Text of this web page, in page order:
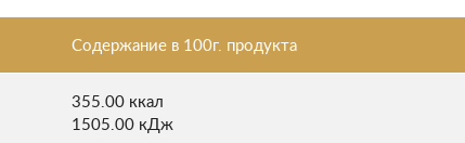
Содержание в 100г. продукта
355.00 ккал
1505.00 кДж